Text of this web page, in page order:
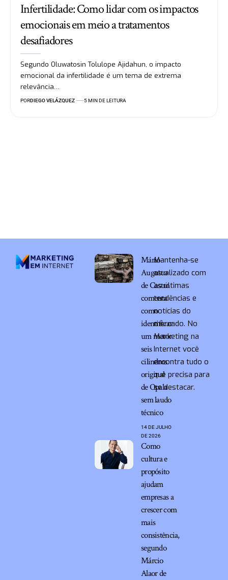
Infertilidade: Como lidar com os impactos
emocionais em meio a tratamentos
desafiadores
Segundo Oluwatosin Tolulope Ajidahun, o impacto
emocional da infertilidade é um tema de extrema
relevância…
PORDIEGO VELÁZQUEZ 5 MIN DE LEITURA
Mário
Augusto
de Castro
comenta
como
identificar
um motor
seis
cilindros
original
de Opala
sem laudo
técnico
14 DE JULHO
DE 2026
Como
cultura e
propósito
ajudam
empresas a
crescer com
mais
consistência,
segundo
Márcio
Alaor de
Mantenha-se
atualizado com
as últimas
tendências e
notícias do
mercado. No
Marketing na
Internet você
encontra tudo o
que precisa para
se destacar.